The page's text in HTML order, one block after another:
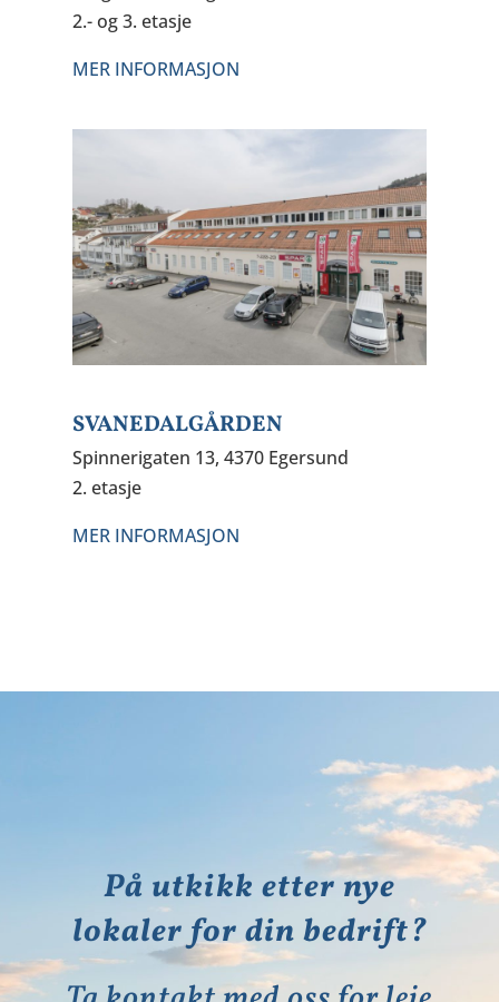
2.- og 3. etasje
MER INFORMASJON
SVANEDALGÅRDEN
Spinnerigaten 13, 4370 Egersund
2. etasje
MER INFORMASJON
På utkikk etter nye
lokaler for din bedrift?